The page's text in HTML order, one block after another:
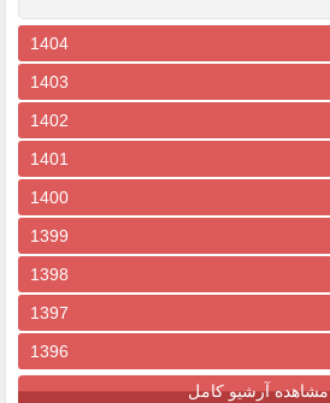
1404
1403
1402
1401
1400
1399
1398
1397
1396
مشاهده آرشیو کامل